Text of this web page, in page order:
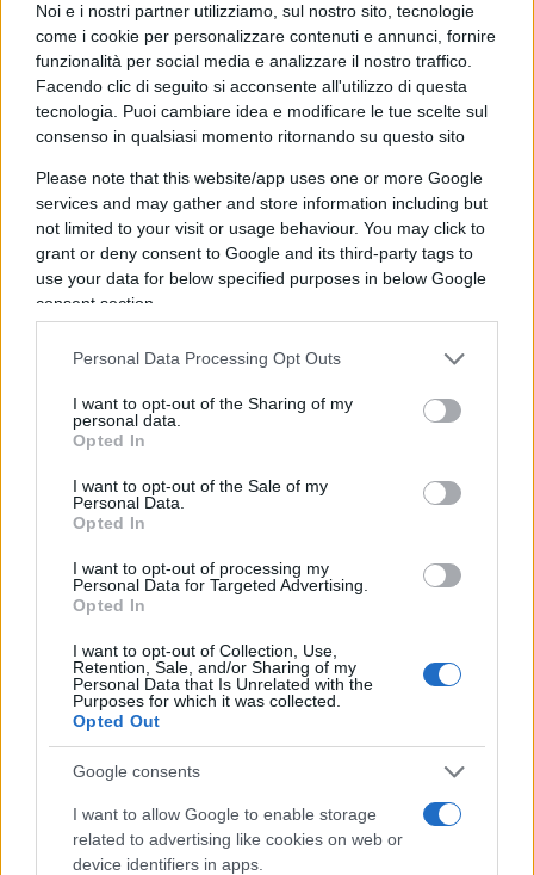
Noi e i nostri partner utilizziamo, sul nostro sito, tecnologie
come i cookie per personalizzare contenuti e annunci, fornire
funzionalità per social media e analizzare il nostro traffico.
Facendo clic di seguito si acconsente all'utilizzo di questa
tecnologia. Puoi cambiare idea e modificare le tue scelte sul
consenso in qualsiasi momento ritornando su questo sito
Please note that this website/app uses one or more Google
services and may gather and store information including but
not limited to your visit or usage behaviour. You may click to
grant or deny consent to Google and its third-party tags to
use your data for below specified purposes in below Google
consent section.
Personal Data Processing Opt Outs
I want to opt-out of the Sharing of my
personal data.
Opted In
I want to opt-out of the Sale of my
Personal Data.
Opted In
I want to opt-out of processing my
Personal Data for Targeted Advertising.
Opted In
I want to opt-out of Collection, Use,
Retention, Sale, and/or Sharing of my
Personal Data that Is Unrelated with the
Purposes for which it was collected.
Opted Out
Google consents
I want to allow Google to enable storage
related to advertising like cookies on web or
device identifiers in apps.
modo per crudelmente infierire o per fare
scempio della vittima”, ma “conseguenza della
inesperienza e della inabilità” dell’assassino.
La dinamica dell’omicidio
L’aggressione è avvenuta in tre fasi: prima nel
parcheggio diVigonovo, poi durante il tragitto
verso Fossò e infine nella zona industriale. Giulia
ha avuto il tempo di percepire l’imminente morte.
Dopo l’omicidio, Turettaha nascosto il corpo
dove è stato arrestato dopo sette giorni.
I motivi del femminicidio
I giudici hanno scritto che Turetta ha agito per
“arcaica sopraffazione”, incapace di accettare
l’autonomia di Giulia. “Non tollerava le sue scelte
di vita, nemmeno le più banali”, si legge nelle
motivazioni. Come riportato nell’
precedente
comportamento possessivo già prima del delitto.
Le azioni dopo l’omicidio